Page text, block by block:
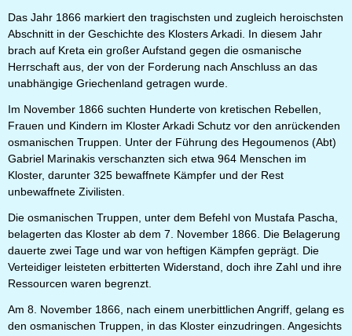
Das Jahr 1866 markiert den tragischsten und zugleich heroischsten
Abschnitt in der Geschichte des Klosters Arkadi. In diesem Jahr
brach auf Kreta ein großer Aufstand gegen die osmanische
Herrschaft aus, der von der Forderung nach Anschluss an das
unabhängige Griechenland getragen wurde.
Im November 1866 suchten Hunderte von kretischen Rebellen,
Frauen und Kindern im Kloster Arkadi Schutz vor den anrückenden
osmanischen Truppen. Unter der Führung des Hegoumenos (Abt)
Gabriel Marinakis verschanzten sich etwa 964 Menschen im
Kloster, darunter 325 bewaffnete Kämpfer und der Rest
unbewaffnete Zivilisten.
Die osmanischen Truppen, unter dem Befehl von Mustafa Pascha,
belagerten das Kloster ab dem 7. November 1866. Die Belagerung
dauerte zwei Tage und war von heftigen Kämpfen geprägt. Die
Verteidiger leisteten erbitterten Widerstand, doch ihre Zahl und ihre
Ressourcen waren begrenzt.
Am 8. November 1866, nach einem unerbittlichen Angriff, gelang es
den osmanischen Truppen, in das Kloster einzudringen. Angesichts